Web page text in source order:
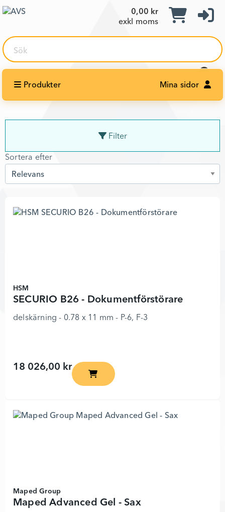
0,00 kr
exkl moms
Sök
Produkter Mina sidor
Filter
Sortera efter
Sortera efter
HSM
SECURIO B26 - Dokumentförstörare
delskärning - 0.78 x 11 mm - P-6, F-3
18 026,00 krSECURIO B26 - Dokumentförstörare -
Maped Group
Maped Advanced Gel - Sax